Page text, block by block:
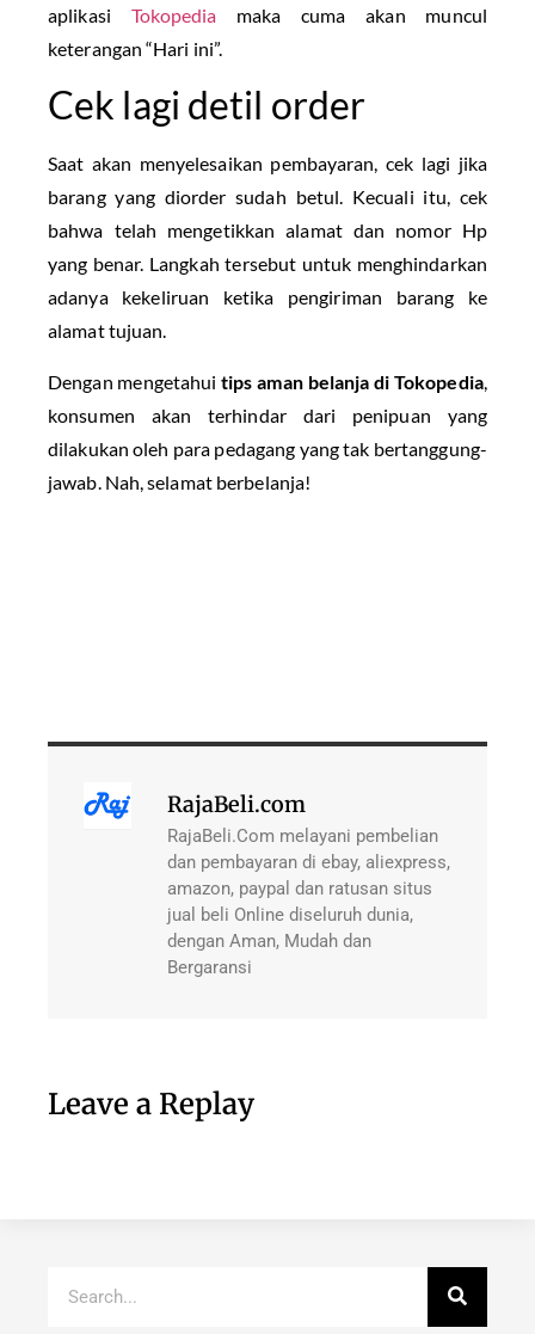
aplikasi Tokopedia maka cuma akan muncul
keterangan “Hari ini”.
Cek lagi detil order
Saat akan menyelesaikan pembayaran, cek lagi jika
barang yang diorder sudah betul. Kecuali itu, cek
bahwa telah mengetikkan alamat dan nomor Hp
yang benar. Langkah tersebut untuk menghindarkan
adanya kekeliruan ketika pengiriman barang ke
alamat tujuan.
Dengan mengetahuitips aman belanja di Tokopedia,
konsumen akan terhindar dari penipuan yang
dilakukan oleh para pedagang yang tak bertanggung-
jawab. Nah, selamat berbelanja!
RajaBeli.com
RajaBeli.Com melayani pembelian
dan pembayaran di ebay, aliexpress,
amazon, paypal dan ratusan situs
jual beli Online diseluruh dunia,
dengan Aman, Mudah dan
Bergaransi
Leave a Replay